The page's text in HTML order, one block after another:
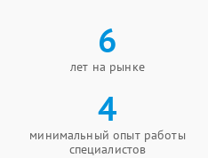
6
лет на рынке
4
минимальный опыт работы
специалистов